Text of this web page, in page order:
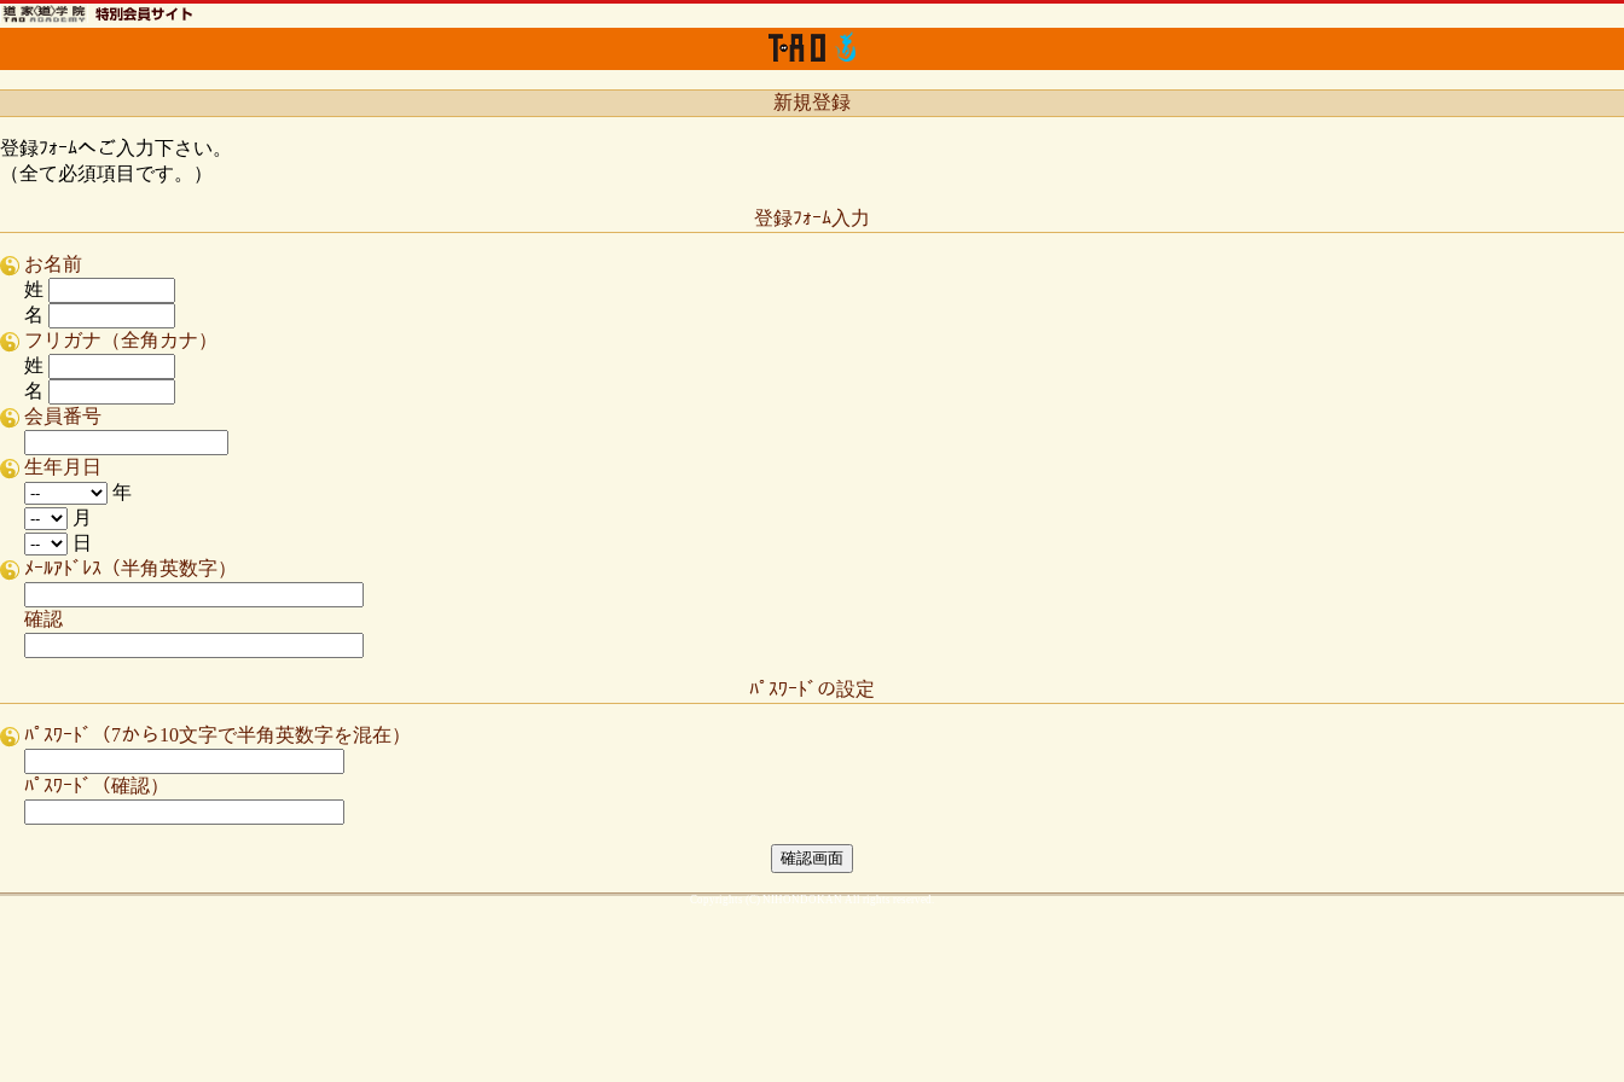
新規登録
登録ﾌｫｰﾑへご入力下さい。
（全て必須項目です。）
登録ﾌｫｰﾑ入力
お名前
姓
名
フリガナ（全角カナ）
姓
名
会員番号
生年月日
年
月
日
ﾒｰﾙｱﾄﾞﾚｽ（半角英数字）
確認
ﾊﾟｽﾜｰﾄﾞの設定
ﾊﾟｽﾜｰﾄﾞ（7から10文字で半角英数字を混在）
ﾊﾟｽﾜｰﾄﾞ（確認）
Copyrights (C) NIHONDOKAN All rights reserved.